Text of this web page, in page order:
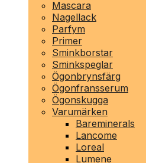
Mascara
Nagellack
Parfym
Primer
Sminkborstar
Sminkspeglar
Ögonbrynsfärg
Ögonfransserum
Ögonskugga
Varumärken
Bareminerals
Lancome
Loreal
Lumene